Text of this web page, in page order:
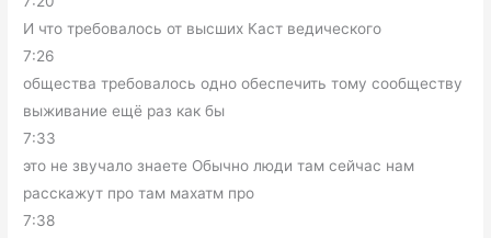
И что требовалось от высших Каст ведического
7:26
общества требовалось одно обеспечить тому сообществу
выживание ещё раз как бы
7:33
это не звучало знаете Обычно люди там сейчас нам
расскажут про там махатм про
7:38